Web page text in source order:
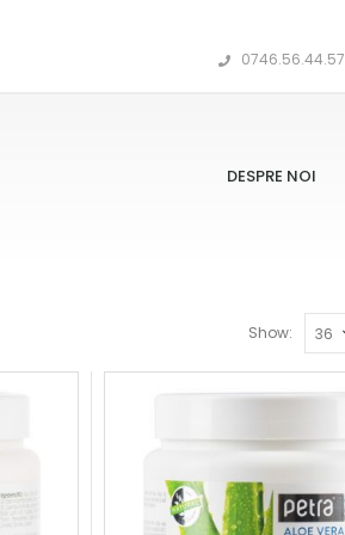
0746.56.44.57
DESPRE NOI
Show: